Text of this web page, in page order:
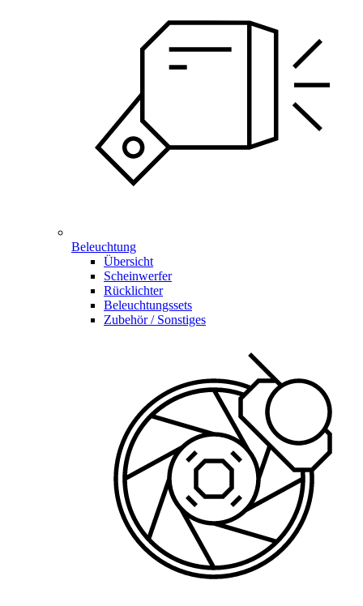
Beleuchtung
Übersicht
Scheinwerfer
Rücklichter
Beleuchtungssets
Zubehör / Sonstiges